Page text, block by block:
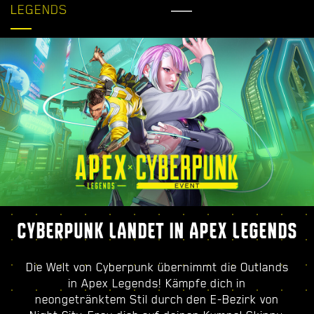
LEGENDS
CYBERPUNK LANDET IN APEX LEGENDS
Die Welt von Cyberpunk übernimmt die Outlands
in Apex Legends! Kämpfe dich in
neongetränktem Stil durch den E-Bezirk von